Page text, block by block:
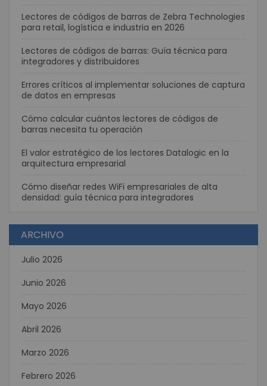
Lectores de códigos de barras de Zebra Technologies
para retail, logística e industria en 2026
Lectores de códigos de barras: Guía técnica para
integradores y distribuidores
Errores críticos al implementar soluciones de captura
de datos en empresas
Cómo calcular cuántos lectores de códigos de
barras necesita tu operación
El valor estratégico de los lectores Datalogic en la
arquitectura empresarial
Cómo diseñar redes WiFi empresariales de alta
densidad: guía técnica para integradores
ARCHIVO
Julio 2026
Junio 2026
Mayo 2026
Abril 2026
Marzo 2026
Febrero 2026